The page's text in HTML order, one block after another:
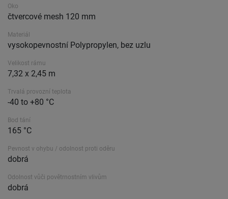
Oko
čtvercové mesh 120 mm
Materiál
vysokopevnostní Polypropylen, bez uzlu
Velikost rámu
7,32 x 2,45 m
Trvalá provozní teplota
-40 to +80 °C
Bod tání
165 °C
Pevnost v ohybu / odolnost proti oděru
dobrá
Odolnost vůči povětrnostním vlivům
dobrá